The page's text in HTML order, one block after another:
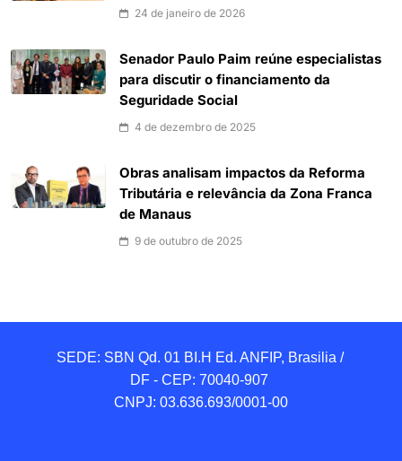
24 de janeiro de 2026
Senador Paulo Paim reúne especialistas
para discutir o financiamento da
Seguridade Social
4 de dezembro de 2025
Obras analisam impactos da Reforma
Tributária e relevância da Zona Franca
de Manaus
9 de outubro de 2025
SEDE: SBN Qd. 01 BI.H Ed. ANFIP, Brasilia /
DF - CEP: 70040-907
CNPJ: 03.636.693/0001-00